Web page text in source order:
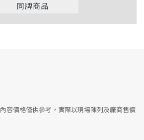
同牌商品
容價格僅供參考，實際以現場陳列及廠商售價